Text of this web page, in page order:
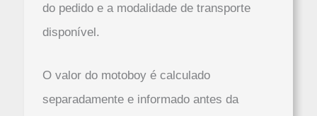
do pedido e a modalidade de transporte
disponível.
O valor do motoboy é calculado
separadamente e informado antes da